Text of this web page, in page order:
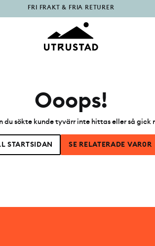
PÅFYLLT I OUTLET
Ooops!
du sökte kunde tyvärr inte hittas eller så
STARTSIDAN SE RELATERADE VAR0R